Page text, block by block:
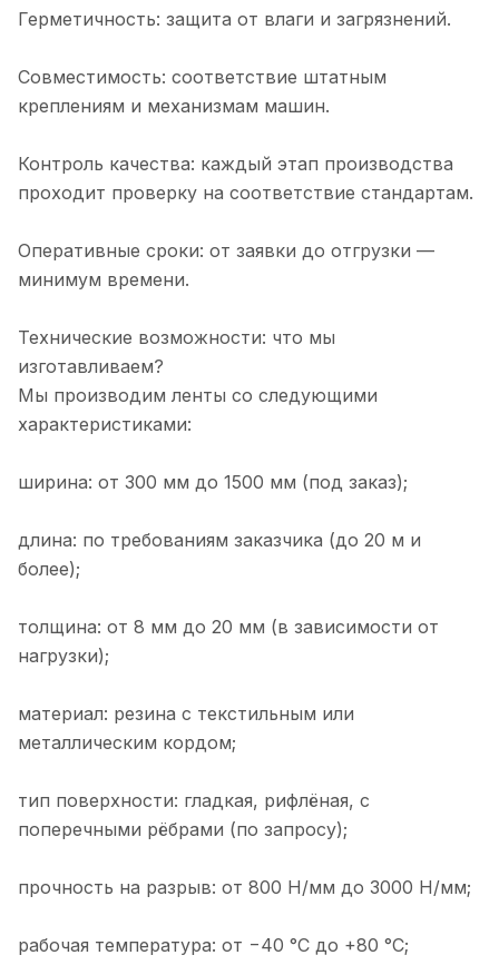
Герметичность: защита от влаги и загрязнений.
Совместимость: соответствие штатным
креплениям и механизмам машин.
Контроль качества: каждый этап производства
проходит проверку на соответствие стандартам.
Оперативные сроки: от заявки до отгрузки —
минимум времени.
Технические возможности: что мы
изготавливаем?
Мы производим ленты со следующими
характеристиками:
ширина: от 300 мм до 1500 мм (под заказ);
длина: по требованиям заказчика (до 20 м и
более);
толщина: от 8 мм до 20 мм (в зависимости от
нагрузки);
материал: резина с текстильным или
металлическим кордом;
тип поверхности: гладкая, рифлёная, с
поперечными рёбрами (по запросу);
прочность на разрыв: от 800 Н/мм до 3000 Н/мм;
рабочая температура: от −40 °C до +80 °C;